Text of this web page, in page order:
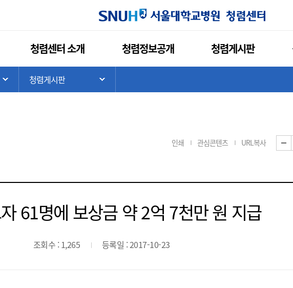
청렴센터 소개 청렴정보공개 청렴게시판
주 메뉴 목록 열기
청렴게시판
인쇄 관심콘텐츠 URL복사
61명에 보상금 약 2억 7천만 원 지급
조회수 : 1,265 등록일 : 2017-10-23